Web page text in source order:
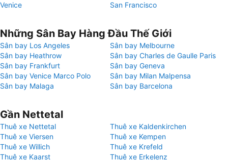
Venice
San Francisco
Những Sân Bay Hàng Đầu Thế Giới
Sân bay Los Angeles
Sân bay Melbourne
Sân bay Heathrow
Sân bay Charles de Gaulle Paris
Sân bay Frankfurt
Sân bay Geneva
Sân bay Venice Marco Polo
Sân bay Milan Malpensa
Sân bay Malaga
Sân bay Barcelona
Gần Nettetal
Thuê xe Nettetal
Thuê xe Kaldenkirchen
Thuê xe Viersen
Thuê xe Kempen
Thuê xe Willich
Thuê xe Krefeld
Thuê xe Kaarst
Thuê xe Erkelenz